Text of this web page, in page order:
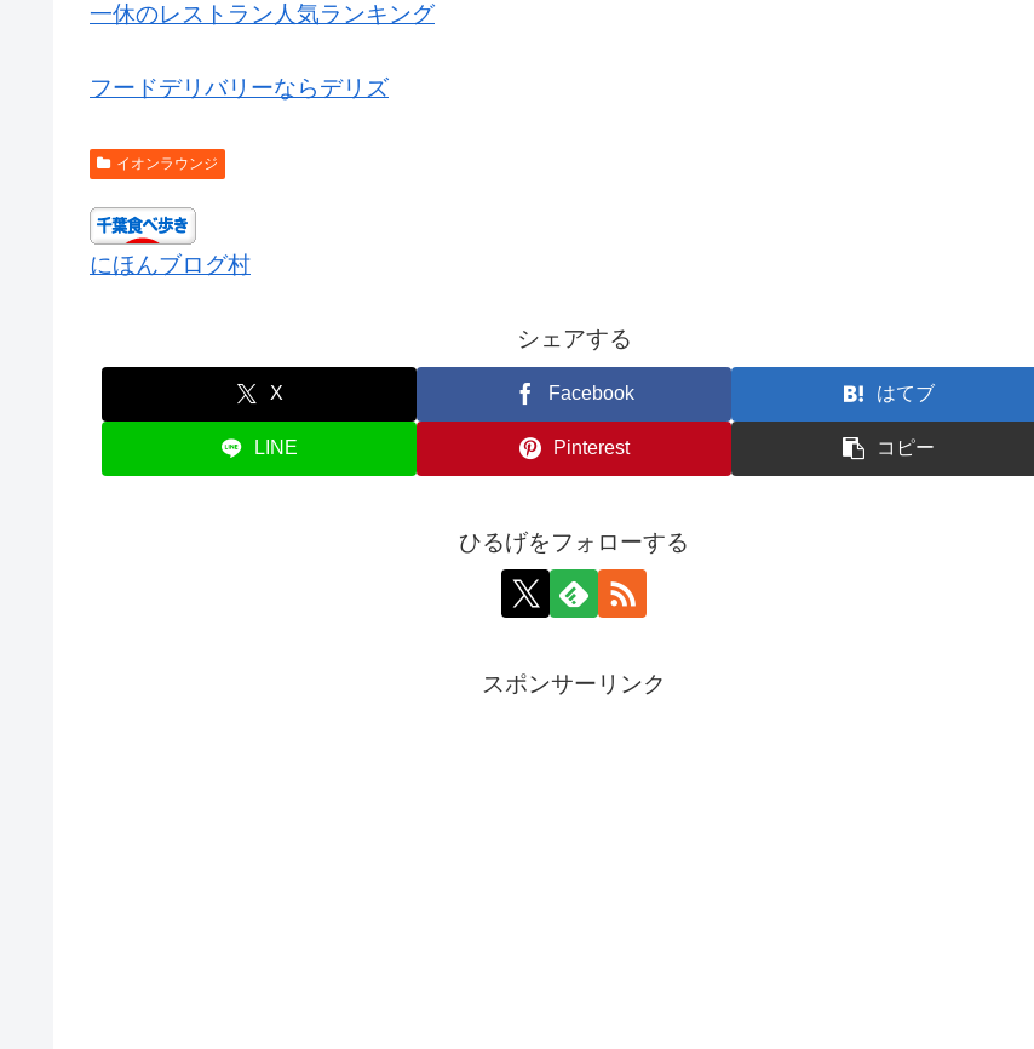
一休のレストラン人気ランキング
フードデリバリーならデリズ
イオンラウンジ
にほんブログ村
シェアする
X Facebook はてブ
LINE Pinterest コピー
ひるげをフォローする
スポンサーリンク